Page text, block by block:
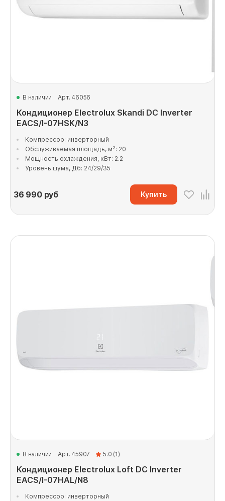
В наличии Арт. 46056
Кондиционер Electrolux Skandi DC Inverter
EACS/I-07HSK/N3
Компрессор: инверторный
Обслуживаемая площадь, м²: 20
Мощность охлаждения, кВт: 2.2
Уровень шума, Дб: 24/29/35
36 990руб Купить
В наличии Арт. 45907 5.0 (1)
Кондиционер Electrolux Loft DC Inverter
EACS/I-07HAL/N8
Компрессор: инверторный